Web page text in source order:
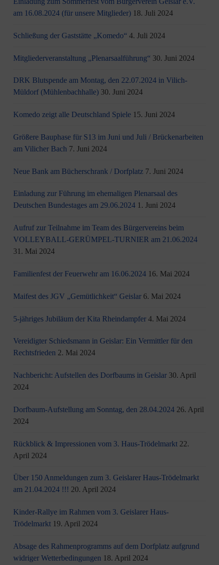
am 16.08.2024 (für unsere Mitglieder) 18. Juli 2024
Schließung der Gaststätte „Komedo“ 4. Juli 2024
Mitgliederveranstaltung „Plenarsaalführung“ 30. Juni 2024
DRK Blutspende am Montag, den 22.07.2024 in Vilich-
Müldorf (Mühlenbachhalle) 30. Juni 2024
Komedo zeigt alle Deutschland Spiele 15. Juni 2024
Größere Bauphase für S13 im Juni und Juli / Brü­cken­ar­bei­ten
am Vi­li­cher Bach 7. Juni 2024
Neue Bank am Bücherschrank / Dorfplatz 7. Juni 2024
Einladung zur Führung im ehemaligen Plenarsaal des
Deutschen Bundestages am 29.06.2024 1. Juni 2024
Aufruf zur Teilnahme im Team des Bürgervereins beim
VOLLEYBALL-GERÜMPEL-TURNIER am 21.06.2024
31. Mai 2024
Familienfest der Feuerwehr am 16.06.2024 16. Mai 2024
Maifest des JGV „Gemütlichkeit“ Geislar 6. Mai 2024
5-jähriges Jubiläum der Kita Rheindampfer 4. Mai 2024
Vereidigter Schiedsmann in Geislar: Ein Vermittler für den
Rechtsfrieden 2. Mai 2024
Nachbericht: Aufstellen des Dorfbaums in Geislar 30. April
2024
Dorfbaum-Aufstellung am Sonntag, den 28.04.2024 26. April
2024
Rückblick & Impressionen vom 3. Haus-Trödelmarkt 22.
April 2024
Über 150 Anmeldungen zum 3. Geislarer Haus-Trödelmarkt
am 21.04.2024 !!! 20. April 2024
Kinder-Rallye im Rahmen vom 3. Geislarer Haus-
Trödelmarkt 19. April 2024
Absage des Rahmenprogramms auf dem Dorfplatz aufgrund
widriger Wetterbedingungen 18. April 2024